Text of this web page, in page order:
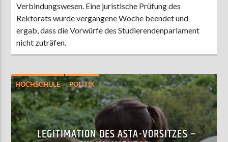
Verbindungswesen. Eine juristische Prüfung des
Rektorats wurde vergangene Woche beendet und
ergab, dass die Vorwürfe des Studierendenparlament
nicht zuträfen.
HOCHSCHULE POLITIK
LEGITIMATION DES ASTA-VORSITZES –